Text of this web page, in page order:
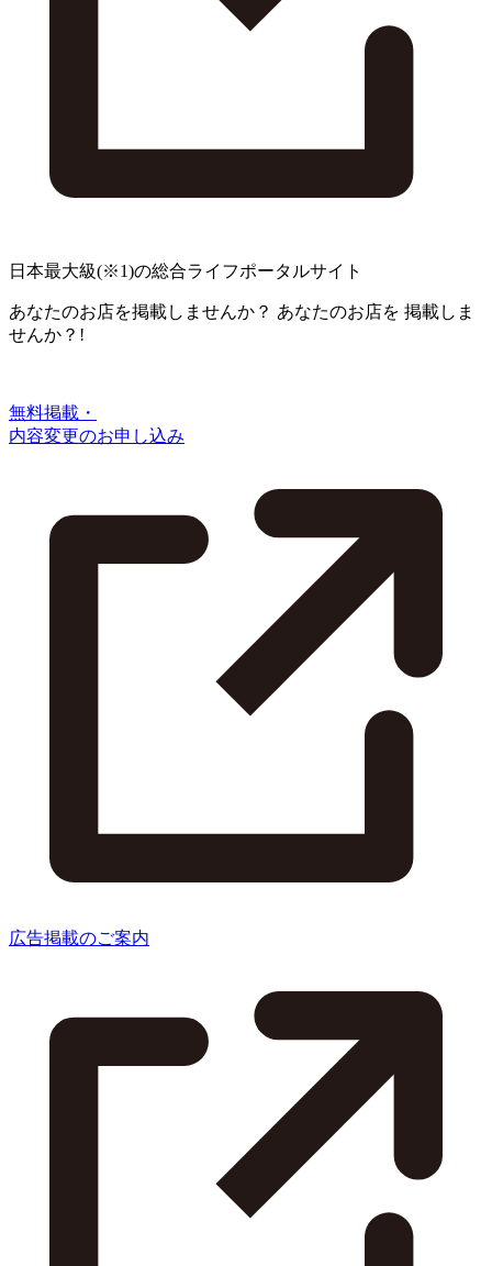
日本最大級(※1)の総合ライフポータルサイト
あなたのお店を掲載しませんか？ あなたのお店を 掲載しま
せんか？!
無料掲載・
内容変更のお申し込み
広告掲載のご案内